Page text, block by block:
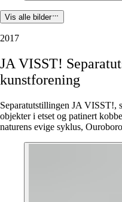
Vis alle bilder
2017
JA VISST!
kunstforening
Separatutstillingen JA VISST!,
objekter i etset og patinert
naturens evige syklus,